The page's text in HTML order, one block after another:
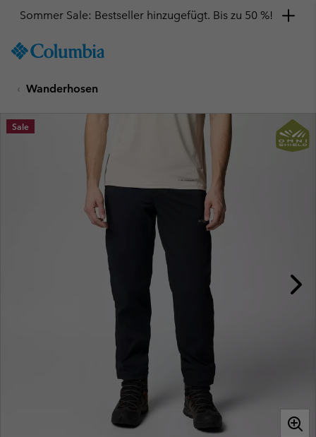
TO
SKIP
MAIN
NAV
Sommer Sale: Bestseller hinzugefügt. Bis zu 50 %!
Wanderhosen
Sale